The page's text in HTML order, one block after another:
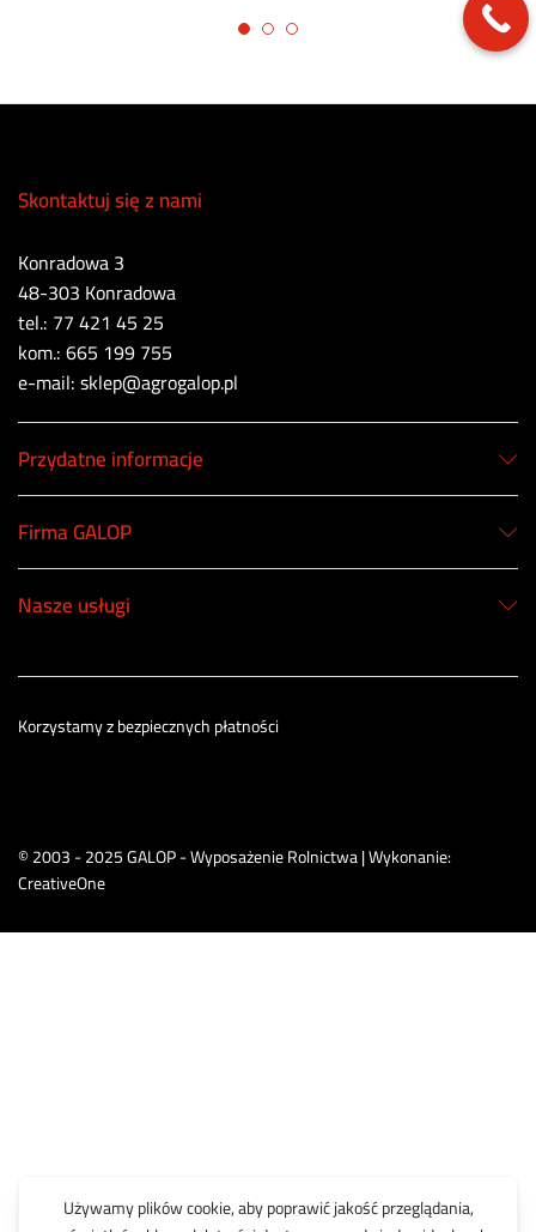
Skontaktuj się z nami
Konradowa 3
48-303 Konradowa
tel.: 77 421 45 25
kom.: 665 199 755
e-mail: sklep@agrogalop.pl
Przydatne informacje
Firma GALOP
Nasze usługi
© 2003 - 2025 GALOP - Wyposażenie Rolnictwa | Wykonanie:
CreativeOne
Korzystamy z bezpiecznych płatności